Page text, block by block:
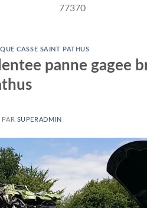
77370
CASSE SAINT PATHUS
panne gagee
PAR SUPERADMIN